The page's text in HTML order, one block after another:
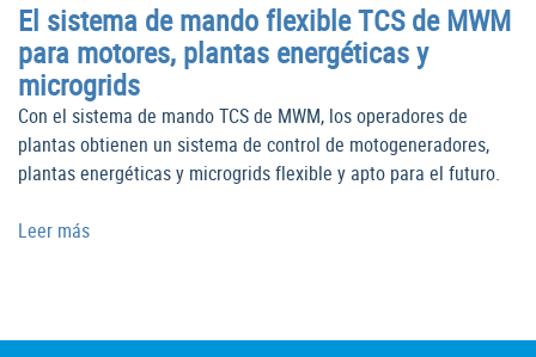
El sistema de mando flexible TCS de MWM
para motores, plantas energéticas y
microgrids
Con el sistema de mando TCS de MWM, los operadores de
plantas obtienen un sistema de control de motogeneradores,
plantas energéticas y microgrids flexible y apto para el futuro.
Leer más